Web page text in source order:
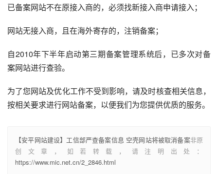
已备案网站不在原接入商的，必须找新接入商申请接入；
网站无接入商，且在海外寄存的，注销备案；
自2010年下半年启动第三期备案管理系统后，已多次对备
案网站进行查验。
为了您网站及优化工作不受到影响，请及时核查相关信息，
按相关要求进行网站备案，以便我们为您提供优质的服务。
【安平网站建设】工信部严查备案信息 空壳网站将被取消备案非原
创文章，如若转载，请注明出处：
https://www.mic.net.cn/2_2846.html